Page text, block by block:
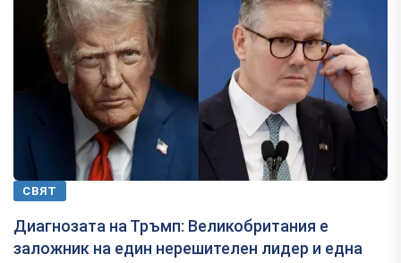
СВЯТ
Диагнозата на Тръмп: Великобритания е
заложник на един нерешителен лидер и една